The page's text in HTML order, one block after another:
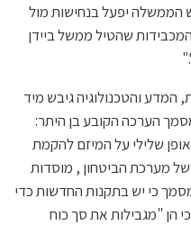
הממשלה יפעל בנחישות מול
שהטיל ממשל ביידן
והטכנולוגיה גיבש מיד
הערכה הקובע בן היתר:
שלילי על המיזם להקמת
מחשב -על , הקמת מערכי מחשוב AI של מערכת הביטחון , מוסדות
כי יש בתקנות החדשות כדי
הן "מגבילות את סך כוח